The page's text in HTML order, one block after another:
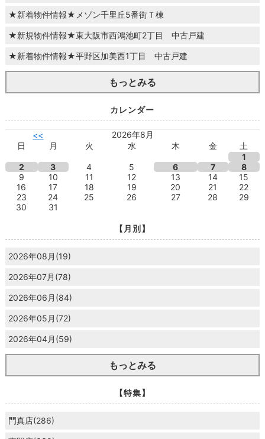
★新着物件情報★メゾン千里丘5番街Ｔ棟
★新規物件情報★東大阪市西鴻池町2丁目 中古戸建
★新着物件情報★平野区加美西1丁目 中古戸建
もっとみる
カレンダー
<<
2026年8月
日
月 火 水 木 金
土
1
2
3 4 5 6 7
8
9
10 11 12 13 14
15
16
17 18 19 20 21
22
23
24 25 26 27 28
29
30
31
【月別】
2026年08月(19)
2026年07月(78)
2026年06月(84)
2026年05月(72)
2026年04月(59)
もっとみる
【特集】
門真店(286)